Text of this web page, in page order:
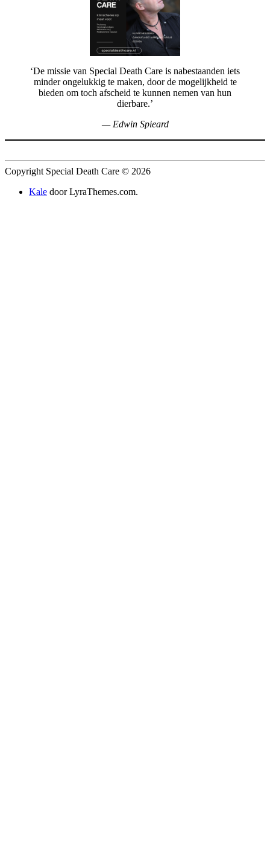
‘De missie van Special Death Care is nabestaanden iets
minder ongelukkig te maken, door de mogelijkheid te
bieden om toch afscheid te kunnen nemen van hun
dierbare.’
— Edwin Spieard
Copyright Special Death Care © 2026
Kale door LyraThemes.com.